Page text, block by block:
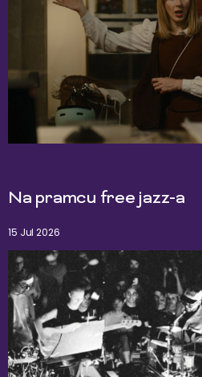
Na pramcu free jazz-a
15 Jul 2026